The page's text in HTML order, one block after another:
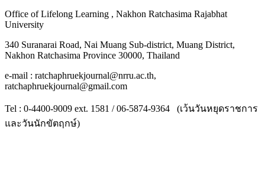
Office of Lifelong Learning , Nakhon Ratchasima Rajabhat
University
340 Suranarai Road, Nai Muang Sub-district, Muang District,
Nakhon Ratchasima Province 30000, Thailand
e-mail : ratchaphruekjournal@nrru.ac.th,
ratchaphruekjournal@gmail.com
Tel : 0-4400-9009 ext. 1581 / 06-5874-9364 (เว้นวันหยุดราชการ
และวันนักขัตฤกษ์)